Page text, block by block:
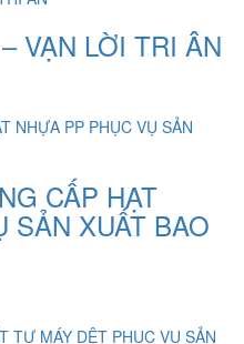
VẠN LỜI TRI ÂN
CẤP HẠT
SẢN XUẤT BAO